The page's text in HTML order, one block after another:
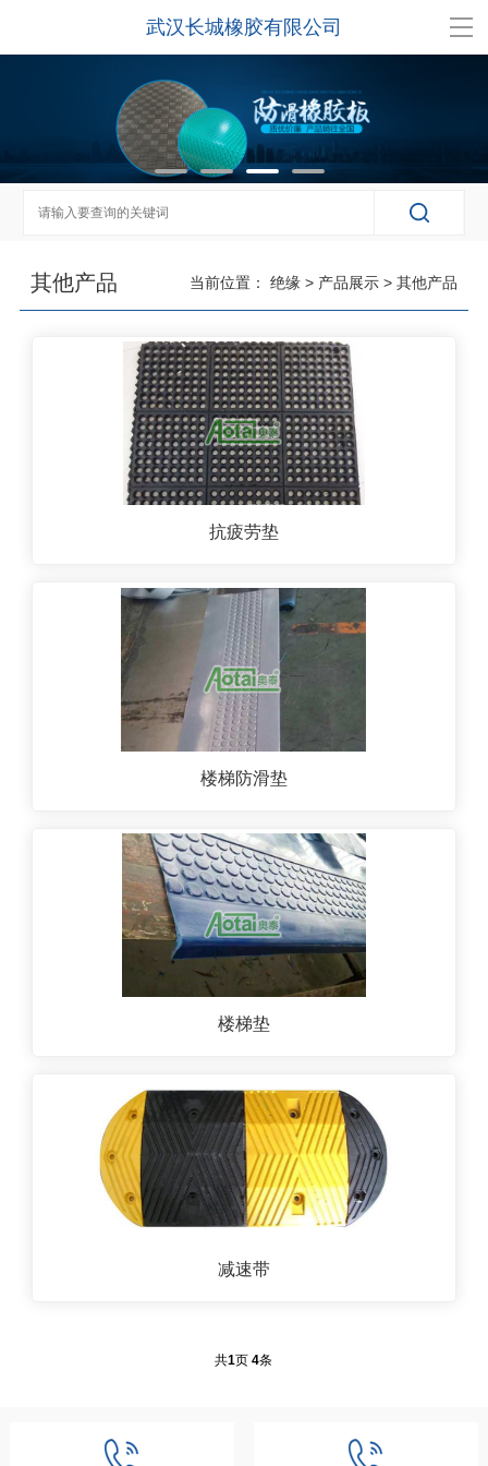
武汉长城橡胶有限公司
其他产品 当前位置：绝缘 > 产品展示 >其他产品
抗疲劳垫
楼梯防滑垫
楼梯垫
减速带
共1页4条